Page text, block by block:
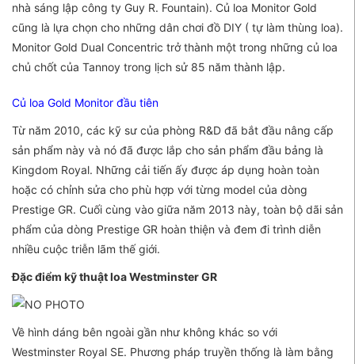
nhà sáng lập công ty Guy R. Fountain). Củ loa Monitor Gold
cũng là lựa chọn cho những dân chơi đồ DIY ( tự làm thùng loa).
Monitor Gold Dual Concentric trở thành một trong những củ loa
chủ chốt của Tannoy trong lịch sử 85 năm thành lập.
Củ loa Gold Monitor đầu tiên
Từ năm 2010, các kỹ sư của phòng R&D đã bắt đầu nâng cấp
sản phẩm này và nó đã được lắp cho sản phẩm đầu bảng là
Kingdom Royal. Những cải tiến ấy được áp dụng hoàn toàn
hoặc có chỉnh sửa cho phù hợp với từng model của dòng
Prestige GR. Cuối cùng vào giữa năm 2013 này, toàn bộ dãi sản
phẩm của dòng Prestige GR hoàn thiện và đem đi trình diễn
nhiều cuộc triễn lãm thế giới.
Đặc điểm kỹ thuật loa Westminster GR
Về hình dáng bên ngoài gần như không khác so với
Westminster Royal SE. Phương pháp truyền thống là làm bằng